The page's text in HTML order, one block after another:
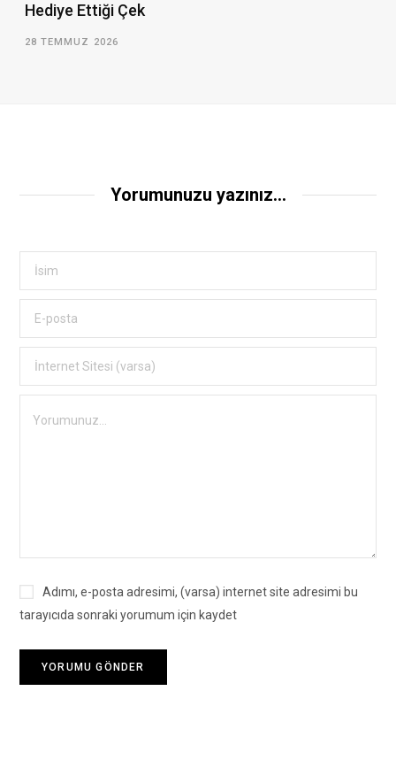
Hediye Ettiği Çek
28 TEMMUZ 2026
Yorumunuzu yazınız...
Adımı, e-posta adresimi, (varsa) internet site adresimi bu
tarayıcıda sonraki yorumum için kaydet